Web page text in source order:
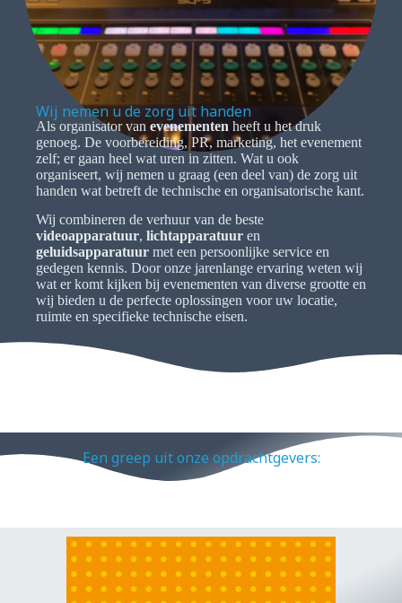
Wij nemen u de zorg uit handen
Als organisator van evenementen heeft u het druk
genoeg. De voorbereiding, PR, marketing, het evenement
zelf; er gaan heel wat uren in zitten. Wat u ook
organiseert, wij nemen u graag (een deel van) de zorg uit
handen wat betreft de technische en organisatorische kant.
Wij combineren de verhuur van de beste
videoapparatuur, lichtapparatuur en
geluidsapparatuur met een persoonlijke service en
gedegen kennis. Door onze jarenlange ervaring weten wij
wat er komt kijken bij evenementen van diverse grootte en
wij bieden u de perfecte oplossingen voor uw locatie,
ruimte en specifieke technische eisen.
Een greep uit onze opdrachtgevers: